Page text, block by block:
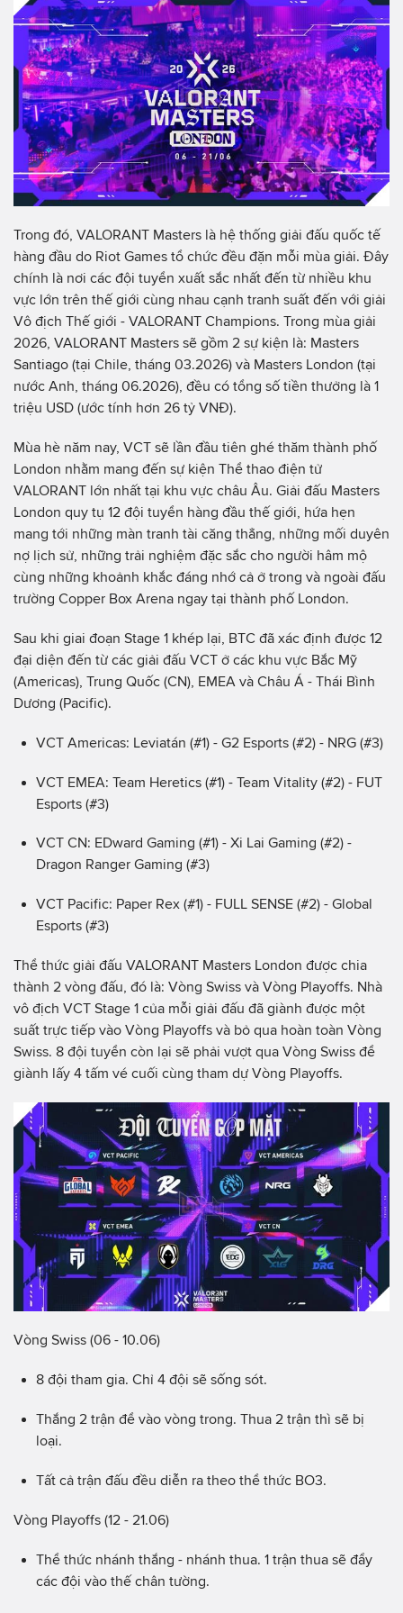
Trong đó, VALORANT Masters là hệ thống giải đấu quốc tế
hàng đầu do Riot Games tổ chức đều đặn mỗi mùa giải. Đây
chính là nơi các đội tuyển xuất sắc nhất đến từ nhiều khu
vực lớn trên thế giới cùng nhau cạnh tranh suất đến với giải
Vô địch Thế giới - VALORANT Champions. Trong mùa giải
2026, VALORANT Masters sẽ gồm 2 sự kiện là: Masters
Santiago (tại Chile, tháng 03.2026) và Masters London (tại
nước Anh, tháng 06.2026), đều có tổng số tiền thưởng là 1
triệu USD (ước tính hơn 26 tỷ VNĐ).
Mùa hè năm nay, VCT sẽ lần đầu tiên ghé thăm thành phố
London nhằm mang đến sự kiện Thể thao điện tử
VALORANT lớn nhất tại khu vực châu Âu. Giải đấu Masters
London quy tụ 12 đội tuyển hàng đầu thế giới, hứa hẹn
mang tới những màn tranh tài căng thẳng, những mối duyên
nợ lịch sử, những trải nghiệm đặc sắc cho người hâm mộ
cùng những khoảnh khắc đáng nhớ cả ở trong và ngoài đấu
trường Copper Box Arena ngay tại thành phố London.
Sau khi giai đoạn Stage 1 khép lại, BTC đã xác định được 12
đại diện đến từ các giải đấu VCT ở các khu vực Bắc Mỹ
(Americas), Trung Quốc (CN), EMEA và Châu Á - Thái Bình
Dương (Pacific).
VCT Americas: Leviatán (#1) - G2 Esports (#2) - NRG (#3)
VCT EMEA: Team Heretics (#1) - Team Vitality (#2) - FUT
Esports (#3)
VCT CN: EDward Gaming (#1) - Xi Lai Gaming (#2) -
Dragon Ranger Gaming (#3)
VCT Pacific: Paper Rex (#1) - FULL SENSE (#2) - Global
Esports (#3)
Thể thức giải đấu VALORANT Masters London được chia
thành 2 vòng đấu, đó là: Vòng Swiss và Vòng Playoffs. Nhà
vô địch VCT Stage 1 của mỗi giải đấu đã giành được một
suất trực tiếp vào Vòng Playoffs và bỏ qua hoàn toàn Vòng
Swiss. 8 đội tuyển còn lại sẽ phải vượt qua Vòng Swiss để
giành lấy 4 tấm vé cuối cùng tham dự Vòng Playoffs.
Vòng Swiss (06 - 10.06)
8 đội tham gia. Chỉ 4 đội sẽ sống sót.
Thắng 2 trận để vào vòng trong. Thua 2 trận thì sẽ bị
loại.
Tất cả trận đấu đều diễn ra theo thể thức BO3.
Vòng Playoffs (12 - 21.06)
Thể thức nhánh thắng - nhánh thua. 1 trận thua sẽ đẩy
các đội vào thế chân tường.